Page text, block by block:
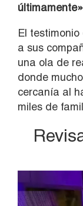
El testimonio
a sus
una ola de
donde
cercanía al
miles de
de
vídeo